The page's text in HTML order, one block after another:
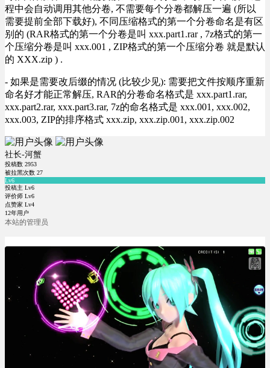
程中会自动调用其他分卷, 不需要每个分卷都解压一遍 (所以
需要提前全部下载好), 不同压缩格式的第一个分卷命名是有区
别的 (RAR格式的第一个分卷是叫 xxx.part1.rar , 7z格式的第一
个压缩分卷是叫 xxx.001 , ZIP格式的第一个压缩分卷 就是默认
的 XXX.zip ) .
- 如果是需要改后缀的情况 (比较少见): 需要把文件按顺序重新
命名好才能正常解压, RAR的分卷命名格式是 xxx.part1.rar,
xxx.part2.rar, xxx.part3.rar, 7z的命名格式是 xxx.001, xxx.002,
xxx.003, ZIP的排序格式 xxx.zip, xxx.zip.001, xxx.zip.002
社长-河蟹
投稿数 2953
被拉黑次数 27
Lv6
投稿主 Lv6
评价师 Lv6
点赞家 Lv4
12年用户
本站的管理员